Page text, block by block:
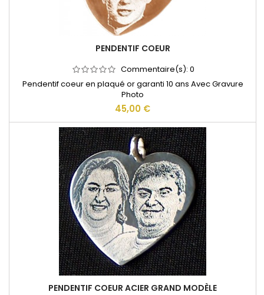
PENDENTIF COEUR
Commentaire(s): 0
Pendentif coeur en plaqué or garanti 10 ans Avec Gravure
Photo
45,00 €
PENDENTIF COEUR ACIER GRAND MODÈLE